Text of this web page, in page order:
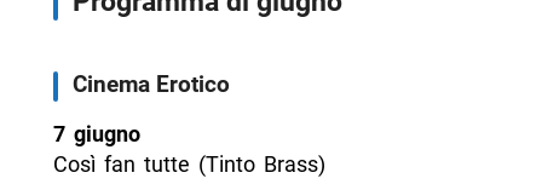
Cinema Erotico
7 giugno
Così fan tutte (Tinto Brass)